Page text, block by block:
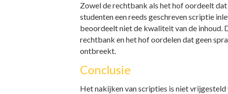
Zowel de rechtbank als het hof oordeelt
studenten een reeds geschreven scriptie
beoordeelt niet de kwaliteit van de inhoud.
rechtbank en het hof oordelen dat geen
ontbreekt.
Conclusie
Het nakijken van scripties is niet